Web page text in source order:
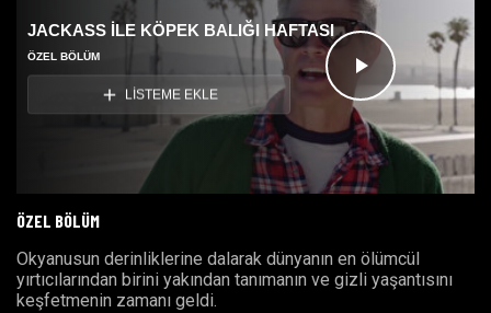
Videoyu
Oynat
JACKASS İLE KÖPEK BALIĞI HAFTASI
ÖZEL BÖLÜM
LİSTEME EKLE
ÖZEL BÖLÜM
Okyanusun derinliklerine dalarak dünyanın en ölümcül
yırtıcılarından birini yakından tanımanın ve gizli yaşantısını
keşfetmenin zamanı geldi.